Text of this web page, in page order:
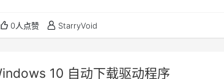
0人点赞 StarryVoid
10 自动下载驱动程序